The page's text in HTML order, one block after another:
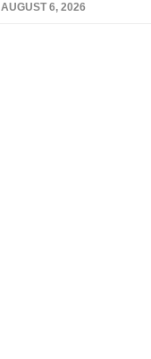
AUGUST 6, 2026